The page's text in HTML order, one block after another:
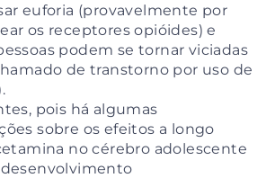
euforia (provavelmente por
os receptores opióides) e
podem se tornar viciadas
de transtorno por uso de
pois há algumas
sobre os efeitos a longo
no cérebro adolescente